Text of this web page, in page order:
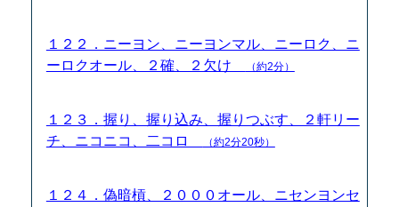
１２２．ニーヨン、ニーヨンマル、ニーロク、ニ
ーロクオール、２確、２欠け
（約2分）
１２３．握り、握り込み、握りつぶす、２軒リー
チ、ニコニコ、二コロ
（約2分20秒）
１２４．偽暗槓、２０００オール、ニセンヨンセ